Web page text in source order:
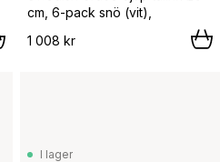
cm, 6-pack snö (vit),
1 008 kr
I lager